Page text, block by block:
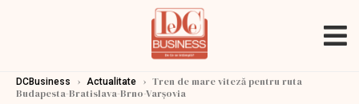
DCBusiness › Actualitate › Tren de mare viteză pentru ruta
Budapesta-Bratislava-Brno-Varşovia